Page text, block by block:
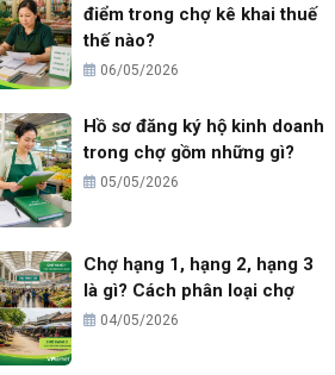
điểm trong chợ kê khai thuế
thế nào?
06/05/2026
Hồ sơ đăng ký hộ kinh doanh
trong chợ gồm những gì?
05/05/2026
Chợ hạng 1, hạng 2, hạng 3
là gì? Cách phân loại chợ
04/05/2026